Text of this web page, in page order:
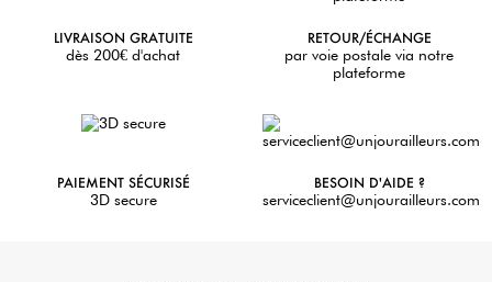
LIVRAISON GRATUITE
dès 200€ d'achat
RETOUR/ÉCHANGE
par voie postale via notre
plateforme
PAIEMENT SÉCURISÉ
3D secure
BESOIN D'AIDE ?
serviceclient@unjourailleurs.com